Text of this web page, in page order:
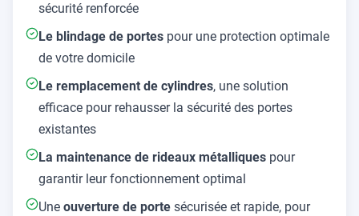
sécurité renforcée
Le blindage de portes pour une protection optimale
de votre domicile
Le remplacement de cylindres, une solution
efficace pour rehausser la sécurité des portes
existantes
La maintenance de rideaux métalliques pour
garantir leur fonctionnement optimal
Une ouverture de porte sécurisée et rapide, pour